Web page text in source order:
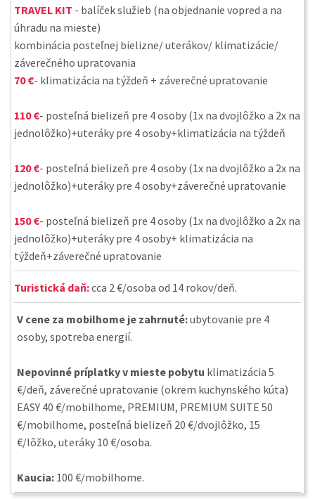
TRAVEL KIT - balíček služieb (na objednanie vopred a na
úhradu na mieste)
kombinácia posteľnej bielizne/ uterákov/ klimatizácie/
záverečného upratovania
70 €- klimatizácia na týždeň + záverečné upratovanie
110 €- posteľná bielizeň pre 4 osoby (1x na dvojlôžko a 2x na
jednolôžko)+uteráky pre 4 osoby+klimatizácia na týždeň
120 €- posteľná bielizeň pre 4 osoby (1x na dvojlôžko a 2x na
jednolôžko)+uteráky pre 4 osoby+záverečné upratovanie
150 €- posteľná bielizeň pre 4 osoby (1x na dvojlôžko a 2x na
jednolôžko)+uteráky pre 4 osoby+ klimatizácia na
týždeň+záverečné upratovanie
Turistická daň:cca 2 €/osoba od 14 rokov/deň.
V cene za mobilhome je zahrnuté:ubytovanie pre 4
osoby, spotreba energií.
Nepovinné príplatky v mieste pobytu klimatizácia 5
€/deň, záverečné upratovanie (okrem kuchynského kúta)
EASY 40 €/mobilhome, PREMIUM, PREMIUM SUITE 50
€/mobilhome, posteľná bielizeň 20 €/dvojlôžko, 15
€/lôžko, uteráky 10 €/osoba.
Kaucia: 100 €/mobilhome.